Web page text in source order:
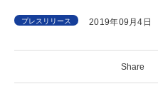
プレスリリース 2019年09月4日
Share